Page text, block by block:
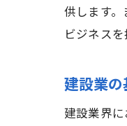
供します
ビジネス
建設業
建設業界